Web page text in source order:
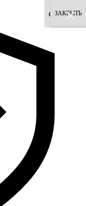
×
×
×
×
согласен
×
×
ЗАКРЫТЬ
×
×